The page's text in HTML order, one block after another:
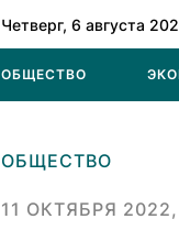
Четверг, 6 августа
ОБЩЕСТВО
ОБЩЕСТВО
11 ОКТЯБРЯ 2022,